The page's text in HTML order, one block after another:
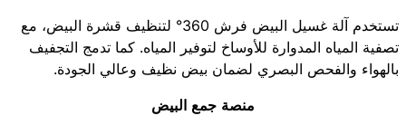
تستخدم آلة غسيل البيض فرش 360° لتنظيف قشرة البيض، مع
تصفية المياه المدوارة للأوساخ لتوفير المياه. كما تدمج التجفيف
بالهواء والفحص البصري لضمان بيض نظيف وعالي الجودة.
منصة جمع البيض